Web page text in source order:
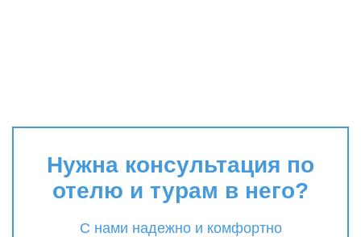
Нужна консультация по
отелю и турам в него?
С нами надежно и комфортно